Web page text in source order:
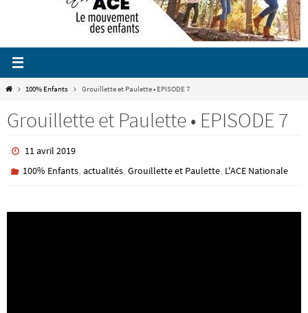
Home100% Enfants Grouillette et Paulette • EPISODE 7
Grouillette et Paulette • EPISODE 7
11 avril 2019
100% Enfants,actualités,Grouillette et Paulette, L'ACE Nationale